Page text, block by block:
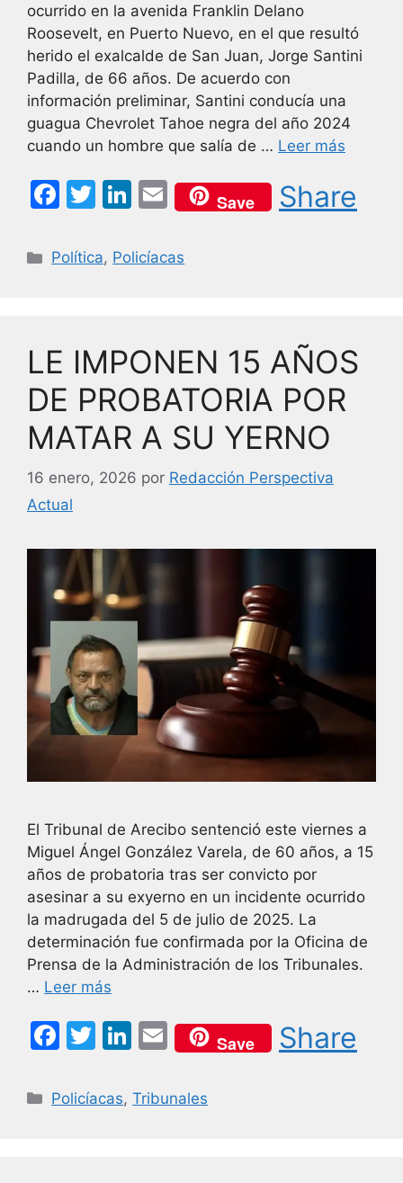
ocurrido en la avenida Franklin Delano
Roosevelt, en Puerto Nuevo, en el que resultó
herido el exalcalde de San Juan, Jorge Santini
Padilla, de 66 años. De acuerdo con
información preliminar, Santini conducía una
guagua Chevrolet Tahoe negra del año 2024
cuando un hombre que salía de … Leer más
F
c
o
k
T
itt
Li
k
E
m
ai
Save Share
Categorías
Política, Policíacas
LE IMPONEN 15 AÑOS
DE PROBATORIA POR
MATAR A SU YERNO
16 enero, 2026 por Redacción Perspectiva
Actual
El Tribunal de Arecibo sentenció este viernes a
Miguel Ángel González Varela, de 60 años, a 15
años de probatoria tras ser convicto por
asesinar a su exyerno en un incidente ocurrido
la madrugada del 5 de julio de 2025. La
determinación fue confirmada por la Oficina de
Prensa de la Administración de los Tribunales.
… Leer más
F
c
T
itt
Li
k
E
m
ai
Save Share
Categorías
Policíacas,Tribunales